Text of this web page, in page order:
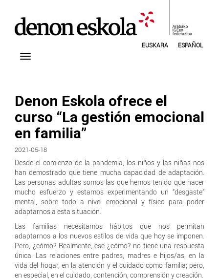
EUSKARA ESPAÑOL
Denon Eskola ofrece el
curso “La gestión emocional
en familia”
2021-05-18
Desde el comienzo de la pandemia, los niños y las niñas nos
han demostrado que tiene mucha capacidad de adaptación.
Las personas adultas somos las que hemos tenido que hacer
mucho esfuerzo y estamos experimentando un “desgaste”
mental, sobre todo a nivel emocional y físico para poder
adaptarnos a esta situación.
Las familias necesitamos hábitos que nos permitan
adaptarnos a los nuevos estilos de vida que hoy se imponen.
Pero, ¿cómo? Realmente, ese ¿cómo? no tiene una respuesta
única. Las relaciones entre padres, madres e hijos/as, en la
vida del hogar, en la atención y el cuidado como familia; pero,
en especial, en el cuidado, contención, comprensión y creación.